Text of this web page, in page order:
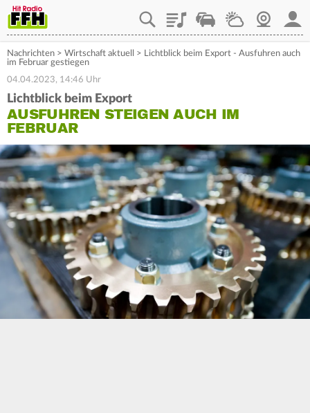
PlaylistStaupilotWetterWebcam
Nachrichten > Wirtschaft aktuell > Lichtblick beim Export - Ausfuhren auch
im Februar gestiegen
04.04.2023, 14:46 Uhr
Lichtblick beim Export
AUSFUHREN STEIGEN AUCH IM
FEBRUAR